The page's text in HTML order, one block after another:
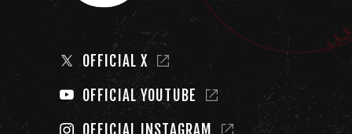
OFFICIAL X
OFFICIAL YOUTUBE
OFFICIAL INSTAGRAM